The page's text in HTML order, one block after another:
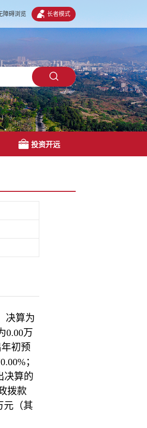
障碍浏览 长者模式
投资开远
决算为
0.00万
初预
0.00%；
决算的
拨款
元（其